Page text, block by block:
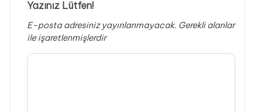
Yazınız Lütfen!
E-posta adresiniz yayınlanmayacak. Gerekli alanlar
ile işaretlenmişlerdir